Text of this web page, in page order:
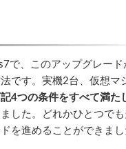
で、このアップグレード
です。実機2台、仮想マ
記4つの条件をすべて満た
した。どれかひとつで
を進めることができまし